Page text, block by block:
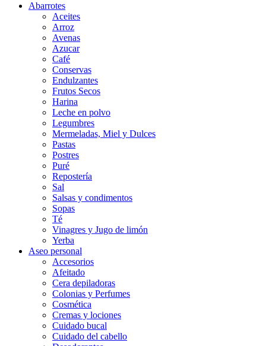
Abarrotes
Aceites
Arroz
Avenas
Azucar
Café
Conservas
Endulzantes
Frutos Secos
Harina
Leche en polvo
Legumbres
Mermeladas, Miel y Dulces
Pastas
Postres
Puré
Repostería
Sal
Salsas y condimentos
Sopas
Té
Vinagres y Jugo de limón
Yerba
Aseo personal
Accesorios
Afeitado
Cera depiladoras
Colonias y Perfumes
Cosmética
Cremas y lociones
Cuidado bucal
Cuidado del cabello